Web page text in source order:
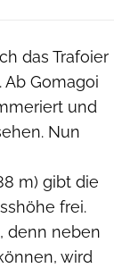
das Trafoier
Gomagoi
und
Nun
m) gibt die
frei.
denn neben
wird